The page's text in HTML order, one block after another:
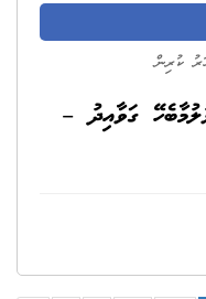
ގަވާއިދު –